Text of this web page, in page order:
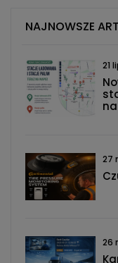
NAJNOWSZE
21
27
26